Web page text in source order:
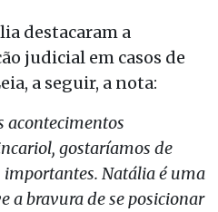
destacaram a
judicial em casos de
a seguir, a nota:
acontecimentos
gostaríamos de
importantes. Natália é uma
a bravura de se posicionar